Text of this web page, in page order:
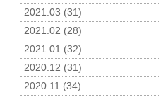
2021.03 (31)
2021.02 (28)
2021.01 (32)
2020.12 (31)
2020.11 (34)